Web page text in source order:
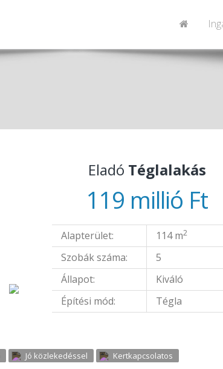
Eladó Téglalakás
119 millió Ft
Alapterület: 114 m2
Szobák száma:
5
Állapot:
Kiváló
Építési mód:
Tégla
Jó közlekedéssel
Kertkapcsolatos